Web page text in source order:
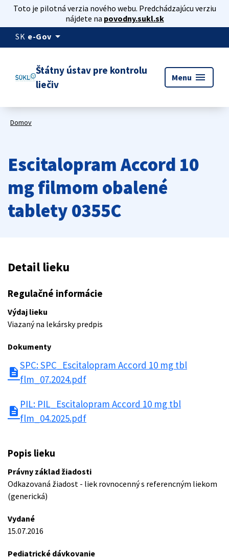
Toto je pilotná verzia nového webu. Predchádzajúcu verziu
nájdete na povodny.sukl.sk
SK e-Gov arrow_drop_down
Štátny ústav pre kontrolu
liečiv
Menu menu
Domov
Escitalopram Accord 10
mg filmom obalené
tablety 0355C
Detail lieku
Regulačné informácie
Výdaj lieku
Viazaný na lekársky predpis
Dokumenty
description
SPC: SPC_Escitalopram Accord 10 mg tbl
flm_07.2024.pdf
description
PIL: PIL_Escitalopram Accord 10 mg tbl
flm_04.2025.pdf
Popis lieku
Právny základ žiadosti
Odkazovaná žiadost - liek rovnocenný s referencným liekom
(generická)
Vydané
15.07.2016
Pediatrické dávkovanie